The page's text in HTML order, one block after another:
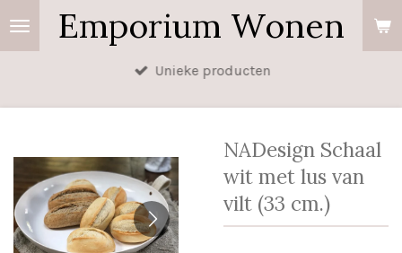
Ga
Emporium Wonen
Unieke producten
NADesign Schaal
wit met lus van
vilt (33 cm.)